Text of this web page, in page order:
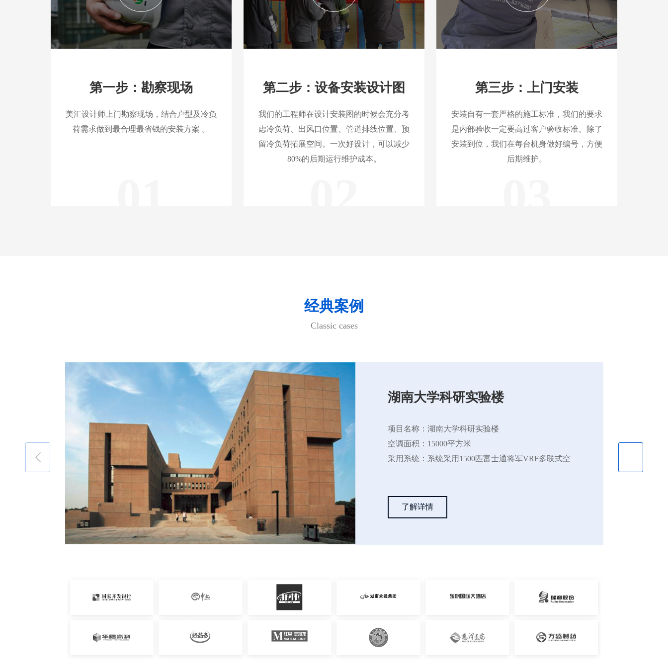
第一步：勘察现场
美汇设计师上门勘察现场，结合户型及冷负
荷需求做到最合理最省钱的安装方案 。
第二步：设备安装设计图
我们的工程师在设计安装图的时候会充分考
虑冷负荷、出风口位置、管道排线位置、预
留冷负荷拓展空间。一次好设计，可以减少
80%的后期运行维护成本。
第三步：上门安装
安装自有一套严格的施工标准，我们的要求
是内部验收一定要高过客户验收标准。除了
安装到位，我们在每台机身做好编号，方便
后期维护。
经典案例
Classic cases
湖南大学科研实验楼
项目名称：湖南大学科研实验楼
空调面积：15000平方米
采用系统：系统采用1500匹富士通将军VRF多联式空
情况良好
了解详情